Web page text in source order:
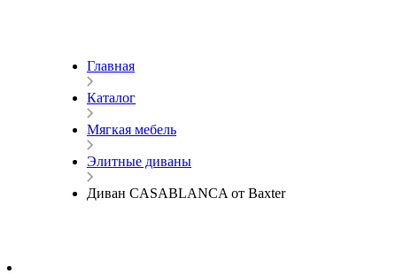
Главная
Каталог
Мягкая мебель
Элитные диваны
Диван CASABLANCA от Baxter